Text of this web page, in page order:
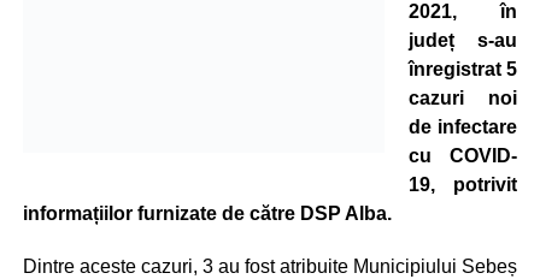
2021, în
județ s-au
înregistrat 5
cazuri noi
de infectare
cu COVID-
19, potrivit
informațiilor furnizate de către DSP Alba.
Dintre aceste cazuri, 3 au fost atribuite Municipiului Sebeș